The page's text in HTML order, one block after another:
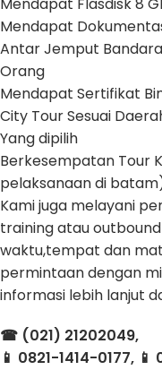
Mendapat Flasdisk 8
Mendapat
Antar Jemput
Orang
Mendapat Sertifikat
City Tour Sesuai
Yang dipilih
Berkesempatan Tour
pelaksanaan di
Kami juga melayani
training atau
waktu,tempat dan
permintaan dengan
informasi lebih lanjut
☎ (021) 21202049,
📱 0821-1414-0177, 📱